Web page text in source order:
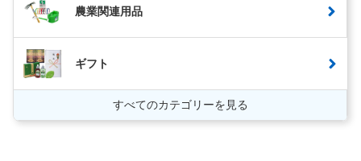
農業関連用品
ギフト
すべてのカテゴリーを見る